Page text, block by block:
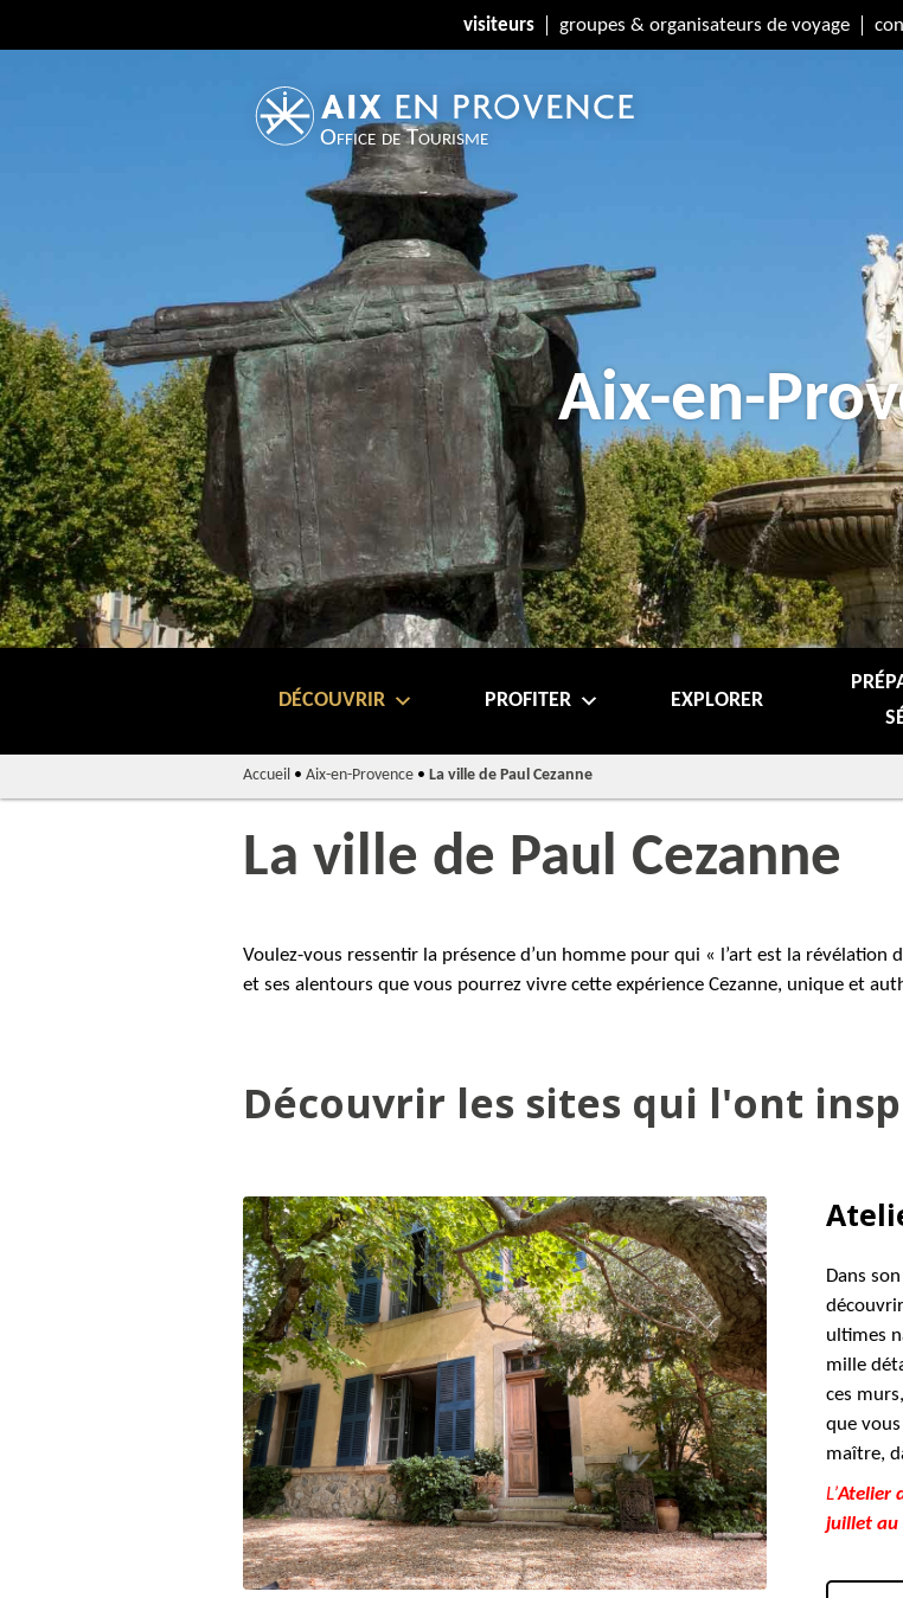
visiteurs groupes & organisateurs de voyage
Aix-en-
Office de Tourisme
DÉCOUVRIR PROFITER EXPLORER
Accueil • Aix-en-Provence• La ville de Paul Cezanne
La ville de Paul Cezanne
Voulez-vous ressentir la présence d’un homme pour qui « l’art est la révélation
et ses alentours que vous pourrez vivre cette expérience Cezanne, unique et
Découvrir les sites qui l'ont
Dans son
ultimes
mille
ces
que
maître,
L’Atelier
juillet au